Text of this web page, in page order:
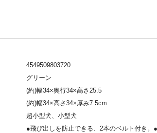
4549509803720
グリーン
(約)幅34×奥行34×高さ25.5
(約)幅34×高さ34×厚み7.5cm
超小型犬、小型犬
●飛び出しを防止できる、2本のベルト付き。